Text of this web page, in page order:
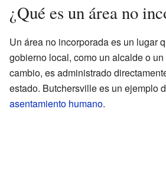
¿Qué es un área no
Un área no incorporada es un lugar
gobierno local, como un alcalde o
cambio, es administrado
estado. Butchersville es un ejemplo
asentamiento humano.